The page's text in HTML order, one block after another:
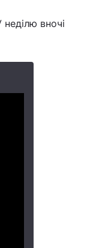
вночі